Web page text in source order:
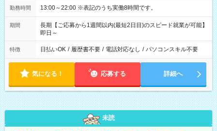
勤務時間 13:00～22:00 ※表記のうち実働8時間です。
期間
長期【ご応募から1週間以内(最短2日目)のスピード就業が可能】
即日～
特徴 日払いOK / 履歴書不要 / 電話対応なし / パソコンスキル不要
気になる！ 応募する 詳細へ
未読